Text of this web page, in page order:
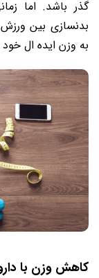
گذر باشد. اما
بدنسازی بین
به وزن ایده ال
کاهش وزن با